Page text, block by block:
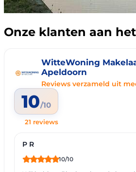
Onze klanten aan